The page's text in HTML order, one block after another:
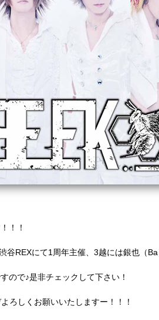
！！
REXにて1周年主催、3越には銀也（
ので♪是非チェックして下さい！
ろしくお願いいたしますー！！！